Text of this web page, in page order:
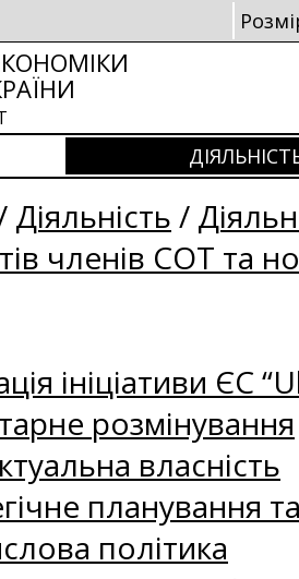
Діяльність /
членів СОТ та
ініціативи ЄС
розмінування
власність
планування
політика